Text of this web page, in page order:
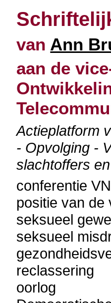
van Ann
aan de
Actieplatform
- Opvolging -
slachtoffers
conferentie VN
positie van de
seksueel
seksueel
reclassering
oorlog